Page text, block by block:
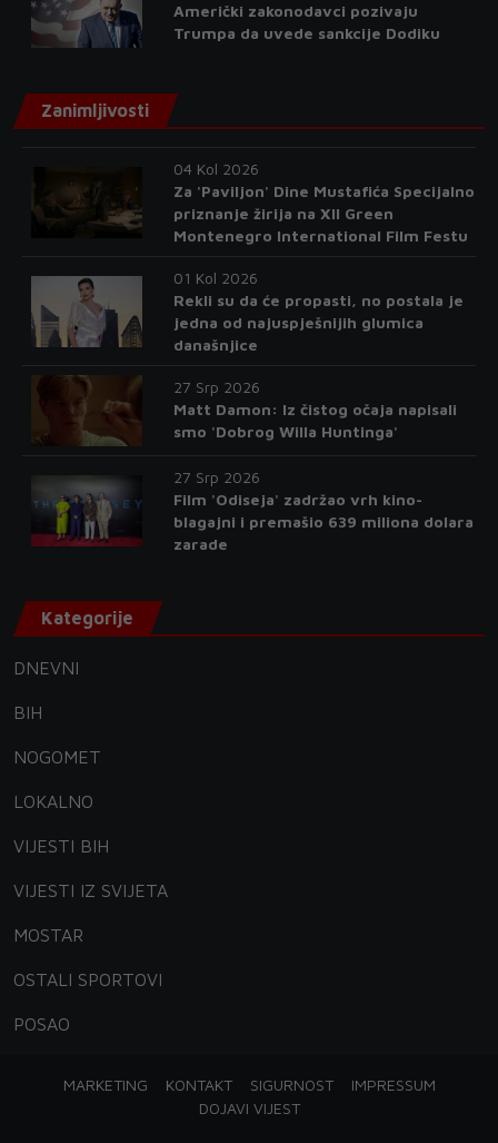
Američki zakonodavci pozivaju
Trumpa da uvede sankcije Dodiku
Zanimljivosti
04 Kol 2026
Za 'Paviljon' Dine Mustafića Specijalno
priznanje žirija na XII Green
Montenegro International Film Festu
01 Kol 2026
Rekli su da će propasti, no postala je
jedna od najuspješnijih glumica
današnjice
27 Srp 2026
Matt Damon: Iz čistog očaja napisali
smo 'Dobrog Willa Huntinga'
27 Srp 2026
Film 'Odiseja' zadržao vrh kino-
blagajni i premašio 639 miliona dolara
zarade
Kategorije
DNEVNI
BIH
NOGOMET
LOKALNO
VIJESTI BIH
VIJESTI IZ SVIJETA
MOSTAR
OSTALI SPORTOVI
POSAO
MARKETING KONTAKT SIGURNOST
IMPRESSUM
DOJAVI VIJEST